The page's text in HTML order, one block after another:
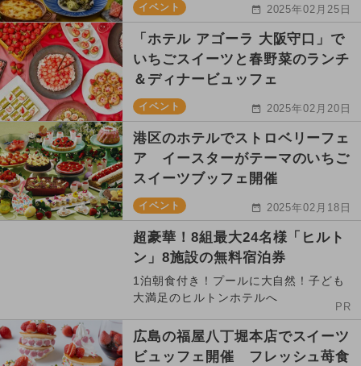
イベント 2025年02月25日
「ホテル アゴーラ 大阪守口」で
いちごスイーツと春野菜のランチ
＆ディナービュッフェ
イベント 2025年02月20日
港区のホテルでストロベリーフェ
ア イースターがテーマのいちご
スイーツブッフェ開催
イベント 2025年02月18日
超豪華！8組最大24名様「ヒルト
ン」8施設の無料宿泊券
1泊朝食付き！プールに大自然！子ども
大満足のヒルトンホテルへ
PR
広島の福屋八丁堀本店でスイーツ
ビュッフェ開催 フレッシュ苺食